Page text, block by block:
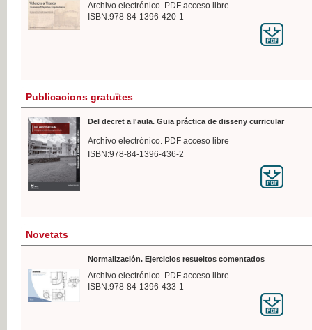
Archivo electrónico. PDF acceso libre
ISBN:978-84-1396-420-1
Publicacions gratuïtes
Del decret a l'aula. Guia práctica de disseny curricular
Archivo electrónico. PDF acceso libre
ISBN:978-84-1396-436-2
Novetats
Normalización. Ejercicios resueltos comentados
Archivo electrónico. PDF acceso libre
ISBN:978-84-1396-433-1